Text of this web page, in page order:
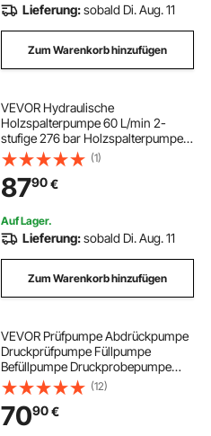
Lieferung:sobald Di. Aug. 11
Zum Warenkorb hinzufügen
VEVOR Hydraulische
Holzspalterpumpe 60 L/min 2-
stufige 276 bar Holzspalterpumpe
2,54 cm Einlass 1,27 cm NPT
Auslass 3600 U/min hydraulische
Aluminium-Zahnradpumpe für
Holzspalter mit kleinem Motor
Schneepflug
(1)
8790€
Auf Lager.
Lieferung:sobald Di. Aug. 11
Zum Warenkorb hinzufügen
VEVOR Prüfpumpe Abdrückpumpe
Druckprüfpumpe Füllpumpe
Befüllpumpe Druckprobepumpe
Hydrostatische Testpumpe
Hydraulikdruckprüfpumpe 60 bar /
860 psi / 6 MPa Wasserdruckprüfer
12 L Tankvolumen
(12)
7090€